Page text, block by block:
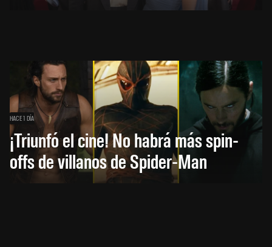
HACE 1 DÍA
¡Triunfó el cine! No habrá más spin-
offs de villanos de Spider-Man